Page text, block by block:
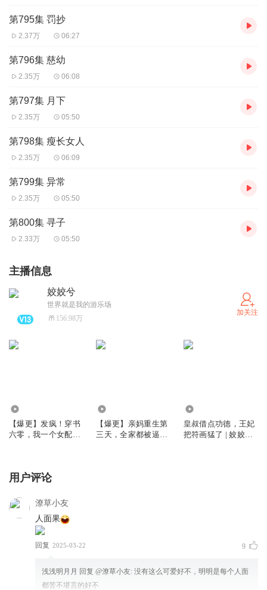
第795集 罚抄
2.37万 06:27
第796集 慈幼
2.35万 06:08
第797集 月下
2.35万 05:50
第798集 瘦长女人
2.35万 06:09
第799集 异常
2.35万 05:50
第800集 寻子
2.33万 05:50
主播信息
姣姣兮
世界就是我的游乐场
156.98万
加关注
【爆更】发疯！穿书
六零，我一个女配坏
【爆更】亲妈重生第
三天，全家都被逼疯
皇叔借点功德，王妃
把符画猛了 | 姣姣兮
用户评论
潦草小友
人面果
回复 2025-03-22 9
浅浅明月月 回复 @潦草小友: 没有这么可爱好不，明明是每个人面
都苦不堪言的好不